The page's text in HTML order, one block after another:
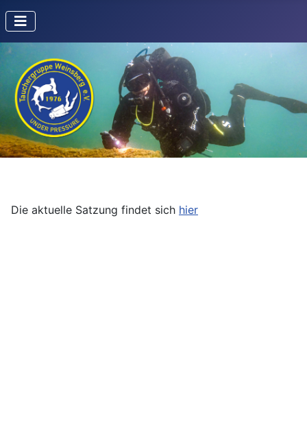
Die aktuelle Satzung findet sich hier